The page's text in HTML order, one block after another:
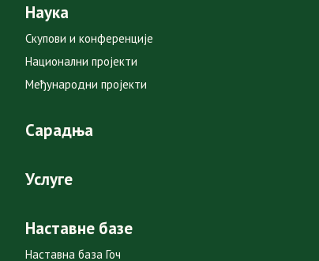
Наука
Скупови и конференције
Национални пројекти
Међународни пројекти
Сарадња
Услуге
Наставне базе
Наставна база Гоч